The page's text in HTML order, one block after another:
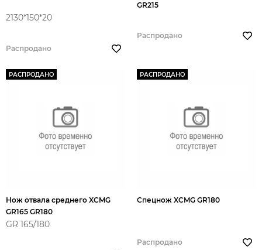
2130*150*20
Распродано
GR215
Распродано
РАСПРОДАНО
Нож отвала среднего XCMG
GR165 GR180
GR 165/180
РАСПРОДАНО
Спецнож XCMG GR180
Распродано